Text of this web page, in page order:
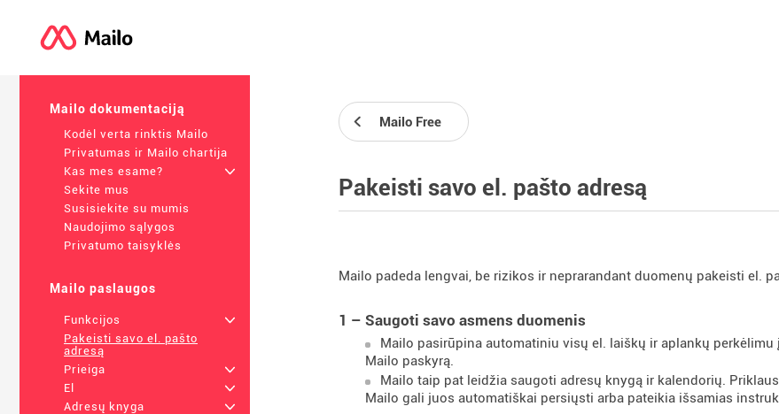
Mailo dokumentaciją
Kodėl verta rinktis Mailo
Privatumas ir Mailo chartija
Kas mes esame?
+
Sekite mus
Susisiekite su mumis
Naudojimo sąlygos
Privatumo taisyklės
Mailo paslaugos
Funkcijos
+
Pakeisti savo el. pašto
adresą
Prieiga
+
El
+
Adresų knyga
+
Mailo Free
Pakeisti savo el. pašto adresą
Mailo padeda lengvai, be rizikos ir neprarandant duomenų pakeisti el.
1 – Saugoti savo asmens duomenis
Mailo pasirūpina automatiniu visų el. laiškų ir aplankų
Mailo paskyrą.
Mailo taip pat leidžia saugoti adresų knygą ir kalendorių.
Mailo gali juos automatiškai persiųsti arba pateikia išsamias